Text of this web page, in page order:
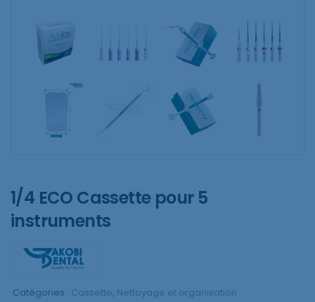
1/4 ECO Cassette pour 5
instruments
Catégories : Cassette, Nettoyage et organisation